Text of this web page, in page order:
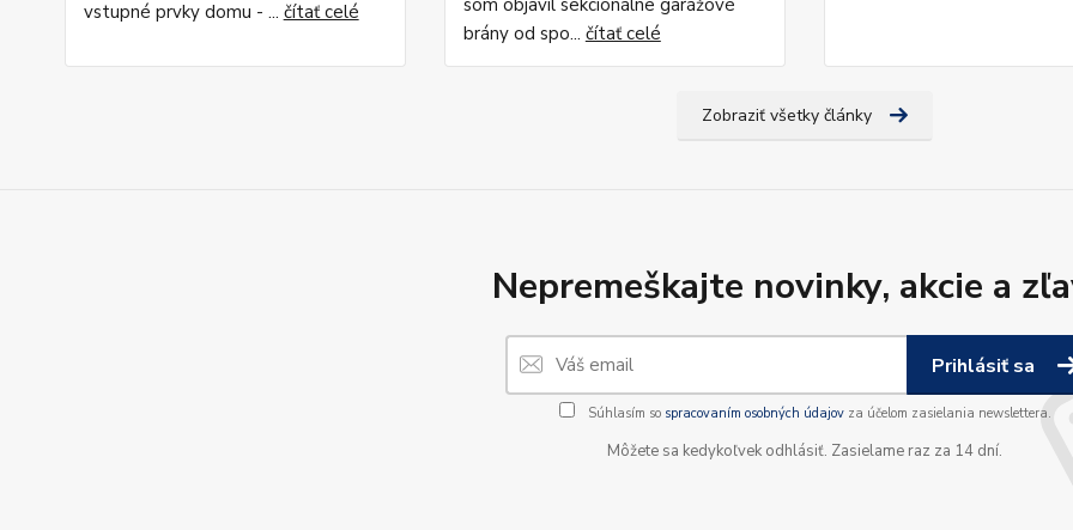
vstupné prvky domu - ... čítať celé
som objavil sekcionálne garážové
brány od spo... čítať celé
Zobraziť všetky články
Nepremeškajte novinky, akcie a
Prihlásiť sa
Súhlasím so spracovaním osobných údajovza účelom zasielania newslettera.
Môžete sa kedykoľvek odhlásiť. Zasielame raz za 14 dní.